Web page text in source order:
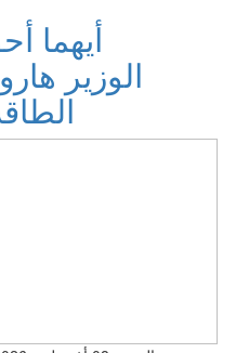
أيهما
الوزير